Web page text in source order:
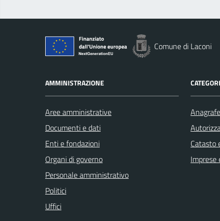
Comune di Laconi
AMMINISTRAZIONE
Aree amministrative
Documenti e dati
Enti e fondazioni
Organi di governo
Personale amministrativo
Politici
Uffici
Catasto
Imprese